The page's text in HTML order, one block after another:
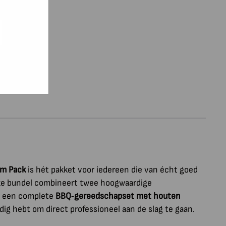
Packis hét pakket voor iedereen die van écht goed
bundel combineert twee hoogwaardige
complete BBQ‑gereedschapset met houten
hebt om direct professioneel aan de slag te gaan.
Er
van